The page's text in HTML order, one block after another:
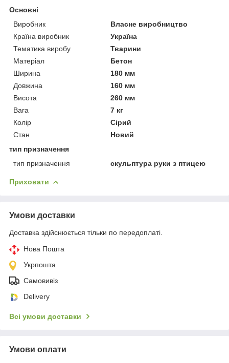
Основні
Виробник
Власне виробництво
Країна виробник
Україна
Тематика виробу
Тварини
Матеріал
Бетон
Ширина
180 мм
Довжина
160 мм
Висота
260 мм
Вага
7 кг
Колір
Сірий
Стан
Новий
тип призначення
тип призначення
скульптура руки з птицею
Приховати
Умови доставки
Доставка здійснюється тільки по передоплаті.
Нова Пошта
Укрпошта
Самовивіз
Delivery
Всі умови доставки
Умови оплати